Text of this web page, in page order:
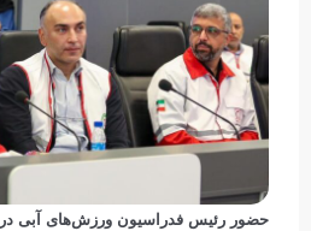
حضور رئیس فدراسیون ورزش‌های آبی